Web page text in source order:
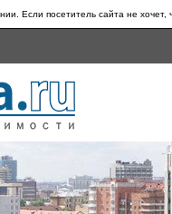
Если посетитель сайта не хочет,